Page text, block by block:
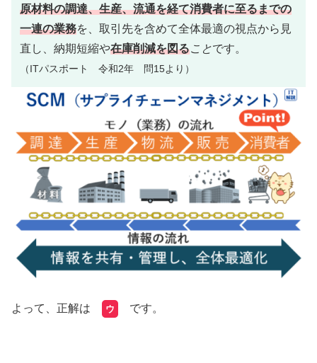
原材料の調達、生産、流通を経て消費者に至るまでの
一連の業務を、取引先を含めて全体最適の視点から見
直し、納期短縮や在庫削減を図ることです。
（ITパスポート 令和2年 問15より）
よって、正解は ウ です。